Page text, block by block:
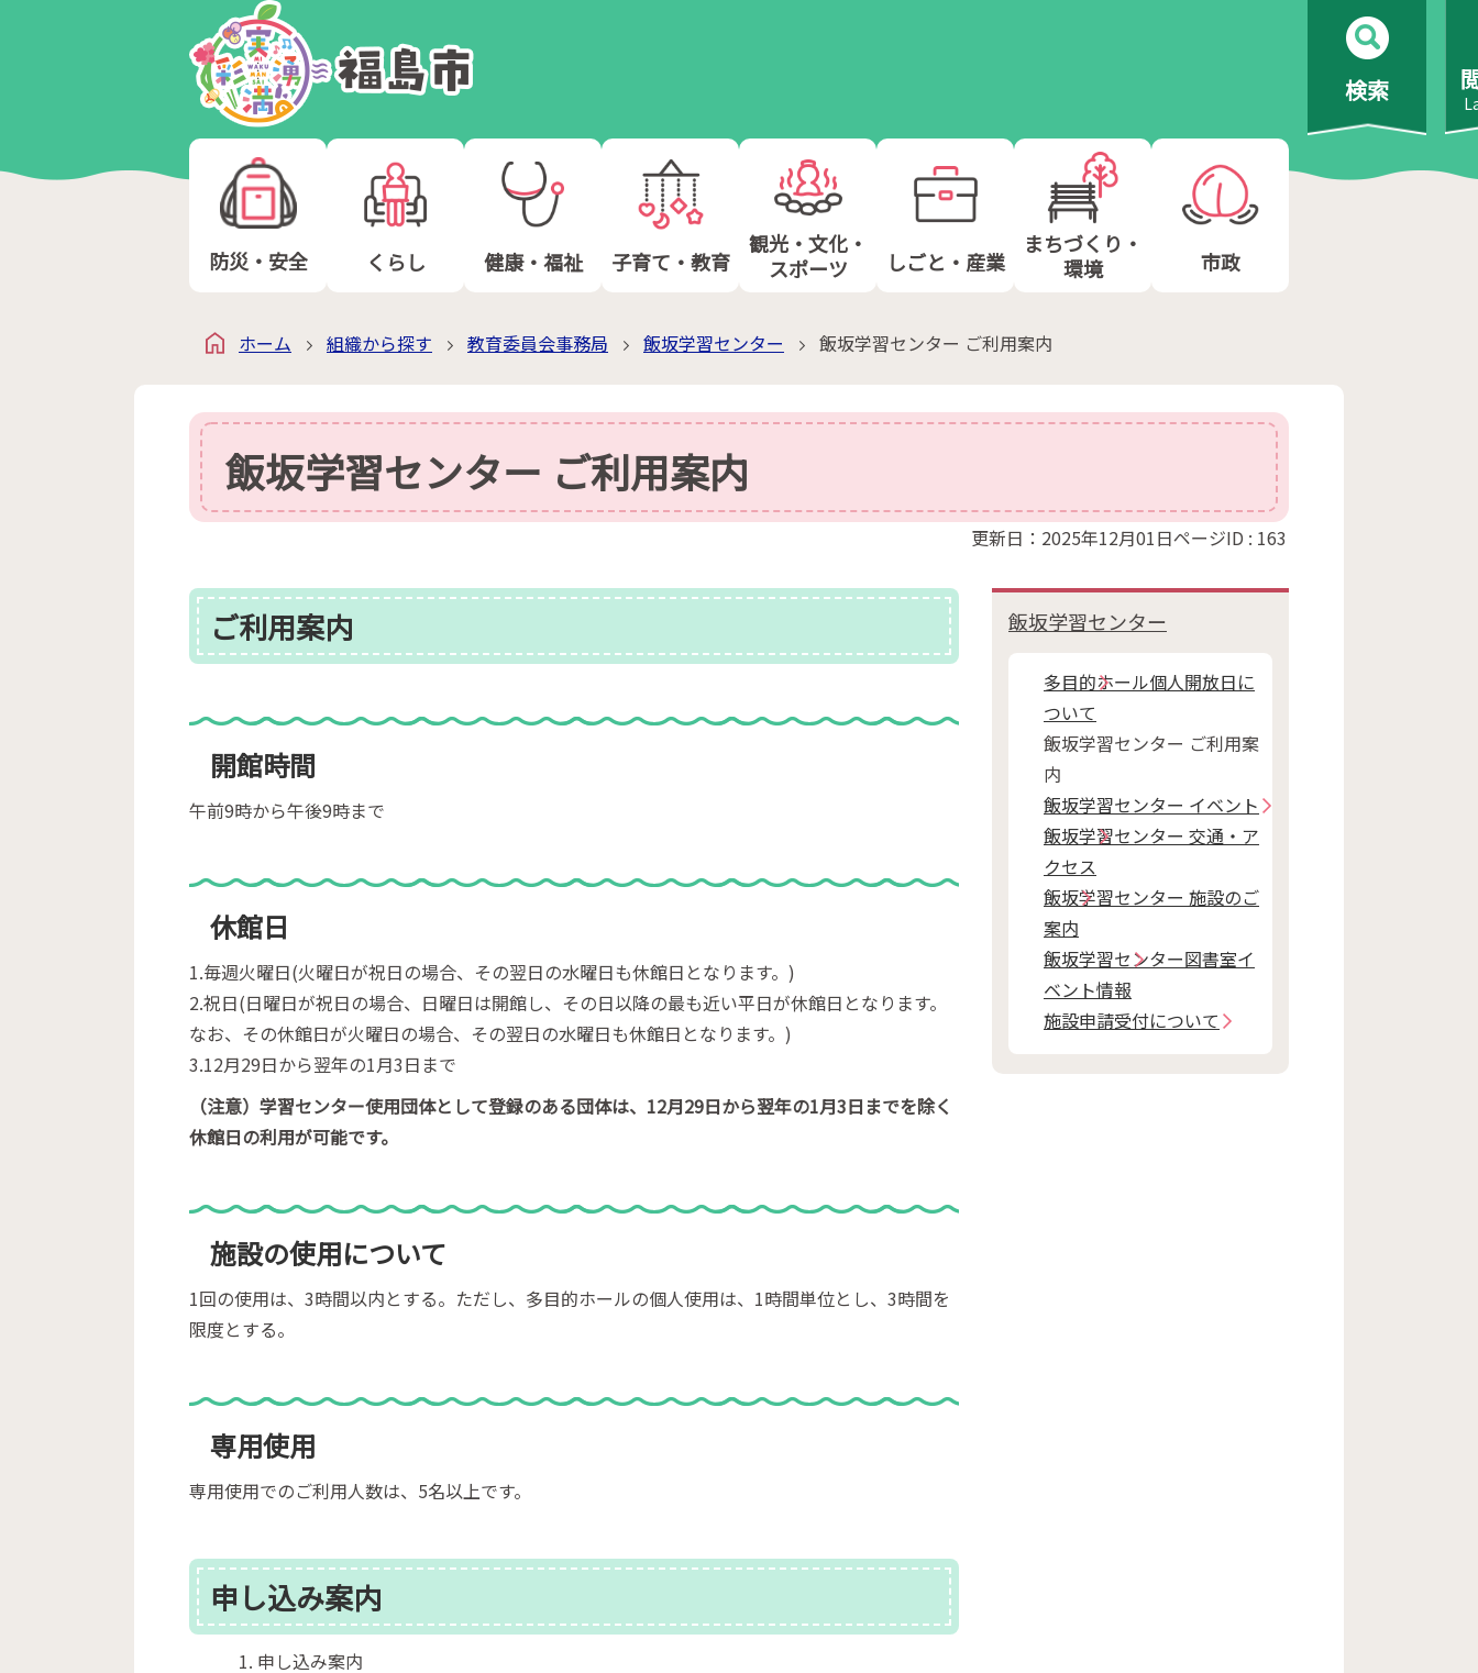
検索
防災・安全 くらし 健康・福祉 子育て・教育
観光・文化・
スポーツ
しごと・産業
まちづくり・
環境
市政
ホーム 組織から探す 教育委員会事務局 飯坂学習センター 飯坂学習センター ご利用案内
飯坂学習センター ご利用案内
更新日：2025年12月01日ページID : 163
ご利用案内
開館時間
午前9時から午後9時まで
休館日
1.毎週火曜日(火曜日が祝日の場合、その翌日の水曜日も休館日となります。)
2.祝日(日曜日が祝日の場合、日曜日は開館し、その日以降の最も近い平日が休館日となります。
なお、その休館日が火曜日の場合、その翌日の水曜日も休館日となります。)
3.12月29日から翌年の1月3日まで
（注意）学習センター使用団体として登録のある団体は、12月29日から翌年の1月3日までを除く
休館日の利用が可能です。
施設の使用について
1回の使用は、3時間以内とする。ただし、多目的ホールの個人使用は、1時間単位とし、3時間を
限度とする。
専用使用
専用使用でのご利用人数は、5名以上です。
申し込み案内
申し込み案内
飯坂学習センター
多目的ホール個人開放日に
ついて
飯坂学習センター ご利用案
内
飯坂学習センター イベント
飯坂学習センター 交通・ア
クセス
飯坂学習センター 施設のご
案内
飯坂学習センター図書室イ
ベント情報
施設申請受付について